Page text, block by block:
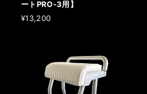
ートPRO-3用】
¥13,200